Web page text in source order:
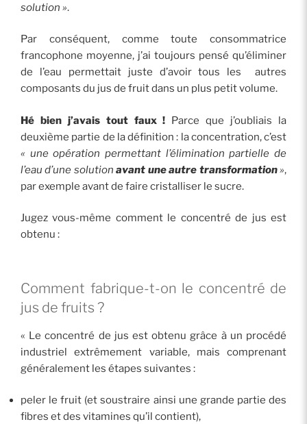
solution ».
Par conséquent, comme toute consommatrice
francophone moyenne, j’ai toujours pensé qu’éliminer
de l’eau permettait juste d’avoir tous les autres
composants du jus de fruit dans un plus petit volume.
Hé bien j’avais tout faux ! Parce que j’oubliais la
deuxième partie de la définition : la concentration, c’est
« une opération permettant l’élimination partielle de
l’eau d’une solution avant une autre transformation»,
par exemple avant de faire cristalliser le sucre.
Jugez vous-même comment le concentré de jus est
obtenu :
Comment fabrique-t-on le concentré de
jus de fruits ?
« Le concentré de jus est obtenu grâce à un procédé
industriel extrêmement variable, mais comprenant
généralement les étapes suivantes :
peler le fruit (et soustraire ainsi une grande partie des
fibres et des vitamines qu’il contient),